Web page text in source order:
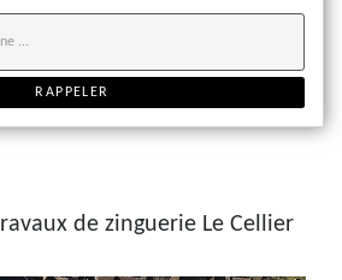
de zinguerie Le Cellier